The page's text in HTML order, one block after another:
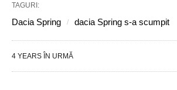
TAGURI:
Dacia Spring dacia Spring s-a scumpit
4 YEARS ÎN URMĂ